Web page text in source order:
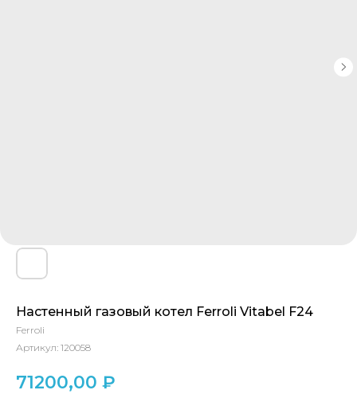
Настенный газовый котел Ferroli Vitabel F24
Ferroli
Артикул: 120058
71200,00 ₽